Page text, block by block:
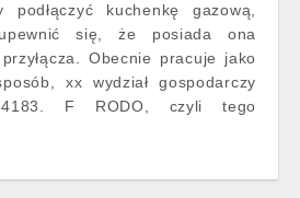
kuchenkę gazową,
się, że posiada ona
Obecnie pracuje jako
xx wydział gospodarczy
F RODO, czyli tego